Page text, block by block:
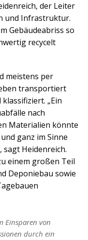
der Leiter
und Infrastruktur.
Gebäudeabriss so
recycelt
meistens per
transportiert
„Ein
nach
Materialien könnte
ganz im Sinne
Heidenreich.
einem großen Teil
Deponiebau sowie
Einsparen von
durch ein